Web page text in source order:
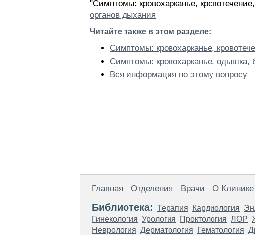
"Симптомы: кровохарканье,
органов дыхания
Читайте также в этом разделе:
Симптомы: кровохарканье,
Симптомы: кровохарканье, одышка,
Вся информация по этому вопросу
Главная Отделения Врачи О Клинике
Библиотека: Терапия Кардиология
Гинекология Урология Проктология ЛОР
Неврология Дерматология Гематология